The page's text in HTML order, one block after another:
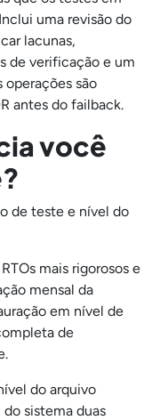
uma revisão do
lacunas,
de verificação e um
são
antes do failback.
você
de teste e nível do
mais rigorosos e
mensal da
em nível de
de
do arquivo
sistema duas